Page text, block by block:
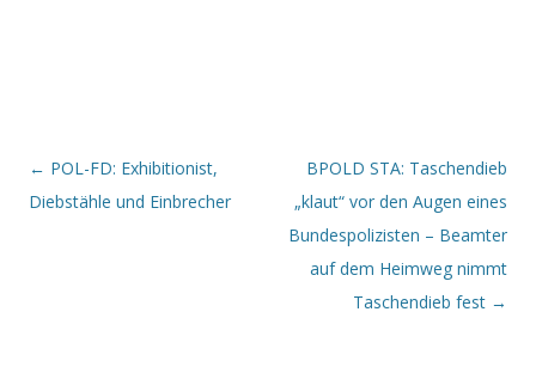
Beitrags-Navigation
← POL-FD: Exhibitionist,
Diebstähle und Einbrecher
BPOLD STA: Taschendieb
„klaut“ vor den Augen eines
Bundespolizisten – Beamter
auf dem Heimweg nimmt
Taschendieb fest →